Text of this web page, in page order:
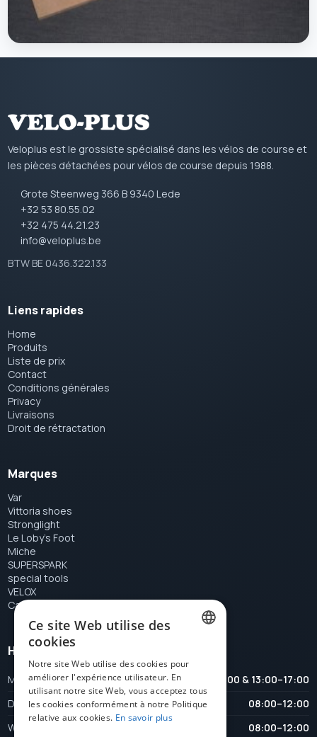
Veloplus est le grossiste spécialisé dans les vélos de course et
les pièces détachées pour vélos de course depuis 1988.
Grote Steenweg 366 B 9340 Lede
+32 53 80.55.02
+32 475 44.21.23
info@veloplus.be
BTW BE 0436.322.133
Liens rapides
Home
Produits
Liste de prix
Contact
Conditions générales
Privacy
Livraisons
Droit de rétractation
Marques
Var
Vittoria shoes
Stronglight
Le Loby's Foot
Miche
SUPERSPARK
special tools
VELOX
Campagnolo
Heures d'ouverture
Maandag
08:00–12:00 & 13:00–17:00
Dinsdag
08:00–12:00
Woensdag
08:00–12:00
FRENCH
ENGLISH
Ce site Web utilise des
cookies
Notre site Web utilise des cookies pour
améliorer l'expérience utilisateur. En
utilisant notre site Web, vous acceptez tous
les cookies conformément à notre Politique
relative aux cookies. En savoir plus